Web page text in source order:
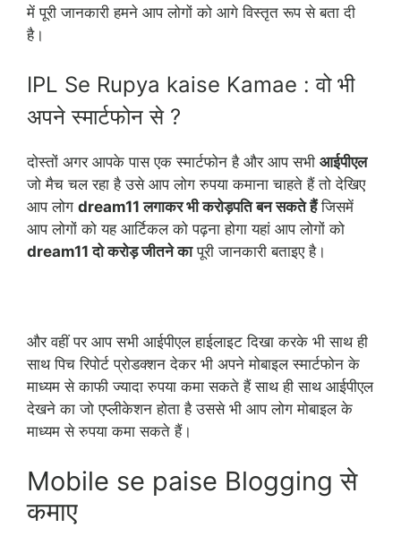
में पूरी जानकारी हमने आप लोगों को आगे विस्तृत रूप से बता दी
है।
IPL Se Rupya kaise Kamae : वो भी
अपने स्मार्टफोन से ?
दोस्तों अगर आपके पास एक स्मार्टफोन है और आप सभी आईपीएल
जो मैच चल रहा है उसे आप लोग रुपया कमाना चाहते हैं तो देखिए
आप लोग dream11 लगाकर भी करोड़पति बन सकते हैंजिसमें
आप लोगों को यह आर्टिकल को पढ़ना होगा यहां आप लोगों को
dream11 दो करोड़ जीतने कापूरी जानकारी बताइए है।
और वहीं पर आप सभी आईपीएल हाईलाइट दिखा करके भी साथ ही
साथ पिच रिपोर्ट प्रोडक्शन देकर भी अपने मोबाइल स्मार्टफोन के
माध्यम से काफी ज्यादा रुपया कमा सकते हैं साथ ही साथ आईपीएल
देखने का जो एप्लीकेशन होता है उससे भी आप लोग मोबाइल के
माध्यम से रुपया कमा सकते हैं।
Mobile se paise Blogging से
कमाए